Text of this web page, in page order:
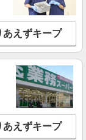
あえずキープ
あえずキープ